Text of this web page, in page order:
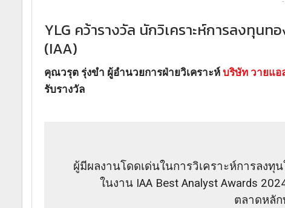
YLG คว้ารางวัล นักวิเคราะห์การลงทุน
(IAA)
คุณวรุต รุ่งขำ ผู้อำนวยการฝ่ายวิเคราะห์ บริษัท วายแอ
รับรางวัล
ผู้มีผลงานโดดเด่นในการวิเคราะห์การลงทุ
ในงาน IAA Best Analyst Awards
ตลาดหลัก